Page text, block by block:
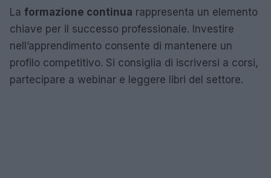
La formazione continua rappresenta un elemento
chiave per il successo professionale. Investire
nell’apprendimento consente di mantenere un
profilo competitivo. Si consiglia di iscriversi a corsi,
partecipare a webinar e leggere libri del settore.